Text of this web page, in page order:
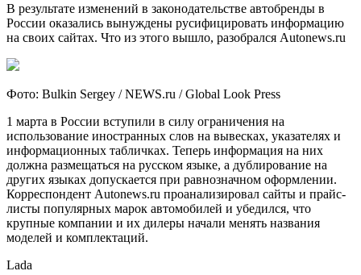
В результате изменений в законодательстве автобренды в
России оказались вынуждены русифицировать информацию
на своих сайтах. Что из этого вышло, разобрался Autonews.ru
Фото: Bulkin Sergey / NEWS.ru / Global Look Press
1 марта в России вступили в силу ограничения на
использование иностранных слов на вывесках, указателях и
информационных табличках. Теперь информация на них
должна размещаться на русском языке, а дублирование на
других языках допускается при равнозначном оформлении.
Корреспондент Autonews.ru проанализировал сайты и прайс-
листы популярных марок автомобилей и убедился, что
крупные компании и их дилеры начали менять названия
моделей и комплектаций.
Lada